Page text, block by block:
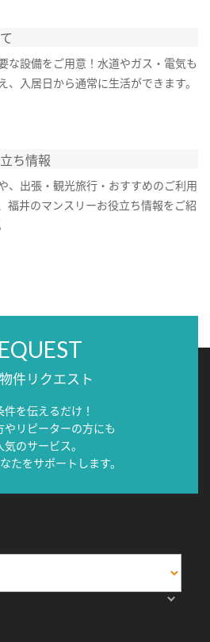
な設備をご用意！水道やガス・電気も
、入居日から通常に生活ができます。
ち情報
、出張・観光旅行・おすすめのご利用
福井のマンスリーお役立ち情報をご紹
件リクエスト
件を伝えるだけ！
やリピーターの方にも
気のサービス。
たをサポートします。